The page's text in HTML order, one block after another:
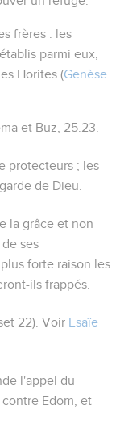
frères : les
parmi eux,
Horites (Genèse
et Buz, 25.23
protecteurs ; les
de Dieu.
la grâce et non
ses
forte raison les
ils frappés.
22). Voir Esaïe
l'appel du
Edom, et